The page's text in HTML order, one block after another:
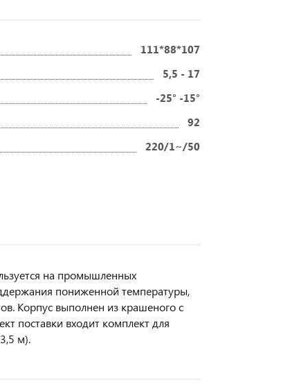
111*88*107
5,5 - 17
-25° -15°
92
220/1~/50
на промышленных
пониженной температуры,
Корпус выполнен из крашеного с
поставки входит комплект для
м).